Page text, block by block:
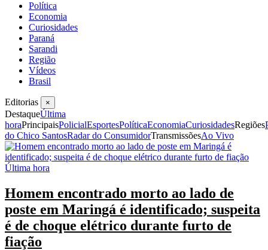
Política
Economia
Curiosidades
Paraná
Sarandi
Região
Vídeos
Brasil
Editorias ×
DestaqueÚltima
horaPrincipaisPolicialEsportesPolíticaEconomiaCuriosidadesRegiões
do Chico SantosRadar do ConsumidorTransmissõesAo Vivo
Última hora
Homem encontrado morto ao lado de
poste em Maringá é identificado; suspeita
é de choque elétrico durante furto de
fiação